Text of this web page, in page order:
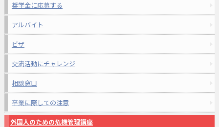
奨学金に応募する
アルバイト
ビザ
交流活動にチャレンジ
相談窓口
卒業に際しての注意
外国人のための危機管理講座